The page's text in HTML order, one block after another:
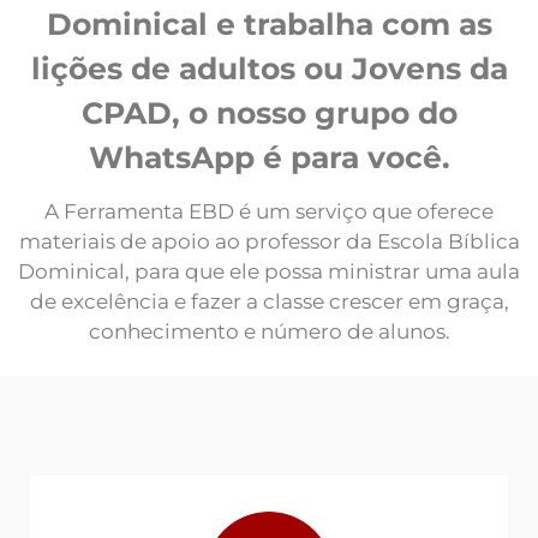
Dominical e trabalha com as
lições de adultos ou Jovens da
CPAD, o nosso grupo do
WhatsApp é para você.
A Ferramenta EBD é um serviço que oferece
materiais de apoio ao professor da Escola Bíblica
Dominical, para que ele possa ministrar uma aula
de excelência e fazer a classe crescer em graça,
conhecimento e número de alunos.